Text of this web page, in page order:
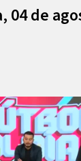
04 de